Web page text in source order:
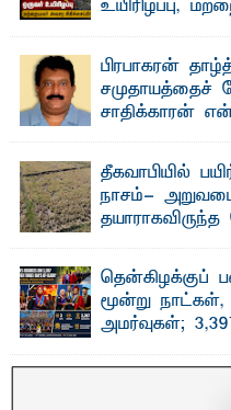
உயிரிழப்பு,
அனுமதிக்கப்பட்டுள்ளார்.
ஷனா- அ ம்பாறை மாவட்டம்
ஆதார வைத்தியசாலைக்கு
உள்ள கல்முனை -
பிரபாகரன்
சமுதாயத்தைச்
சாதிக்காரன்
சரியா..?
விடுதலைப் புலிகளின்
அவர்கள்
அவர் தாழ்த்தப்பட்ட ...
தீகவாபியில்
நாசம்-
காட்டு யானைகள்
பாறுக் ஷிஹான்- அ ம்பாறை
தீகவாபி பிரதேசத்தில்
தயாரான நிலையில்
தென்கிழக்குப்
மூன்று
அமர்வுகள்;
சிறந்த மாணவர்களுக்கு